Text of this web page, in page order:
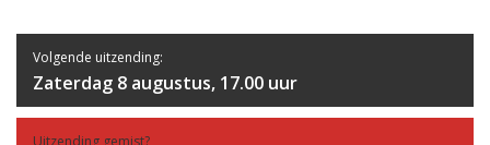
Volgende uitzending:
Zaterdag 8 augustus, 17.00 uur